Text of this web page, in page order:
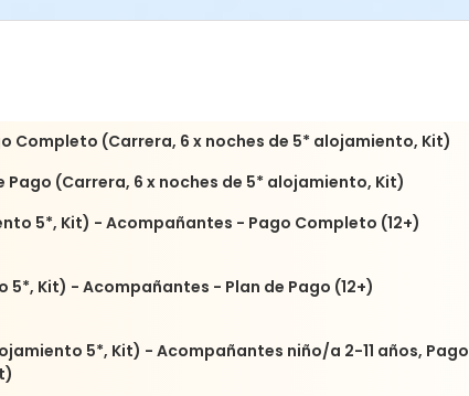
(Carrera, 6 x noches de 5* alojamiento, Kit)
(Carrera, 6 x noches de 5* alojamiento, Kit)
5*, Kit) - Acompañantes - Pago Completo (12+)
Kit) - Acompañantes - Plan de Pago (12+)
5*, Kit) - Acompañantes niño/a 2-11 años, Pago